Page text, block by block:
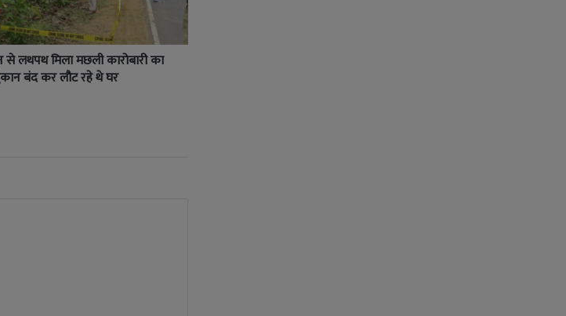
लथपथ मिला मछली कारोबारी का
बंद कर लौट रहे थे घर